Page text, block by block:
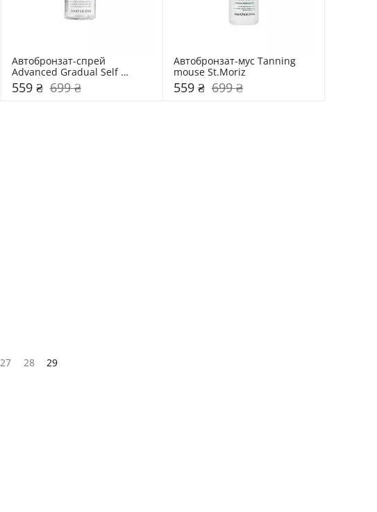
Автобронзат-спрей
Advanced Gradual Self
Tanning Face Mist St.Moriz
559 ₴ 699 ₴
Автобронзат-муc Tanning
mouse St.Moriz
559 ₴ 699 ₴
27 28 29